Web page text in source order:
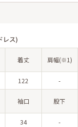
レス)
着丈 肩幅(※1)
122 -
袖口 股下
34 -